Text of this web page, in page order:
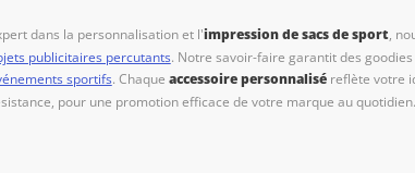
dans la personnalisation et l'impression de sacs de sport,
publicitaires percutants. Notre savoir-faire garantit des
sportifs. Chaque accessoire personnaliséreflète votre
pour une promotion efficace de votre marque au quotidien.